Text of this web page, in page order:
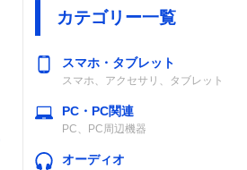
カテゴリー一覧
スマホ・タブレット
スマホ、アクセサリ、タブレット
PC・PC関連
PC、PC周辺機器
オーディオ